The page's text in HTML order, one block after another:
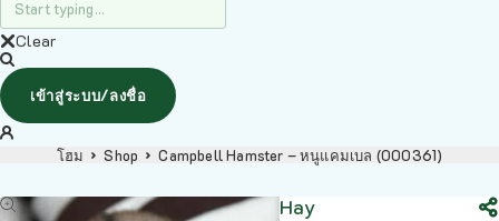
Clear
เข้าสู่ระบบ/ลงชื่อ
โฮม Shop Campbell Hamster – หนูแคมเบล (000361)
Hay